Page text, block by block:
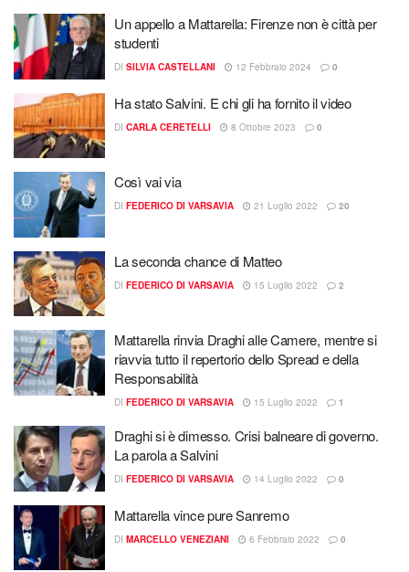
Un appello a Mattarella: Firenze non è città per
studenti
DI SILVIA CASTELLANI 12 Febbraio 2024 0
Ha stato Salvini. E chi gli ha fornito il video
DI CARLA CERETELLI 8 Ottobre 2023 0
Così vai via
DI FEDERICO DI VARSAVIA 21 Luglio 2022 20
La seconda chance di Matteo
DI FEDERICO DI VARSAVIA 15 Luglio 2022 2
Mattarella rinvia Draghi alle Camere, mentre si
riavvia tutto il repertorio dello Spread e della
Responsabilità
DI FEDERICO DI VARSAVIA 15 Luglio 2022 1
Draghi si è dimesso. Crisi balneare di governo.
La parola a Salvini
DI FEDERICO DI VARSAVIA 14 Luglio 2022 0
Mattarella vince pure Sanremo
DI MARCELLO VENEZIANI 6 Febbraio 2022 0